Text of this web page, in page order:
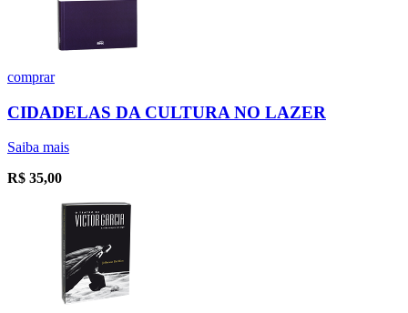
comprar
CIDADELAS DA CULTURA NO LAZER
Saiba mais
R$ 35,00